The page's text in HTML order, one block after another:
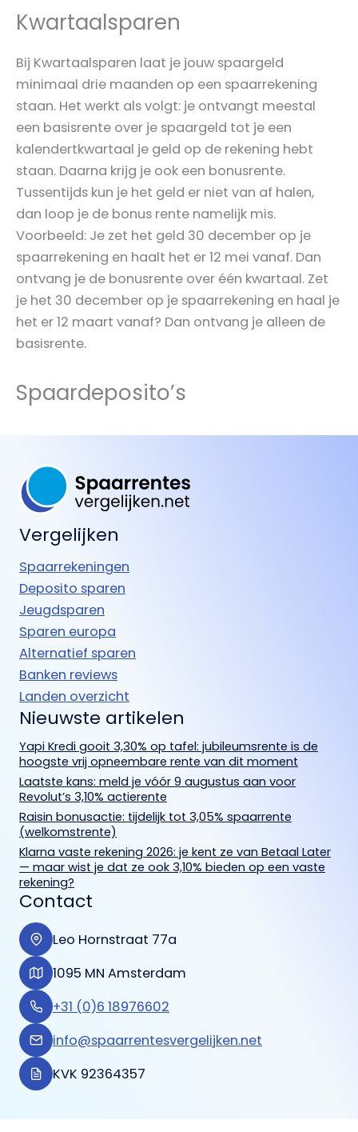
Kwartaalsparen
Bij Kwartaalsparen laat je jouw spaargeld
minimaal drie maanden op een spaarrekening
staan. Het werkt als volgt: je ontvangt meestal
een basisrente over je spaargeld tot je een
kalendertkwartaal je geld op de rekening hebt
staan. Daarna krijg je ook een bonusrente.
Tussentijds kun je het geld er niet van af halen,
dan loop je de bonus rente namelijk mis.
Voorbeeld: Je zet het geld 30 december op je
spaarrekening en haalt het er 12 mei vanaf. Dan
ontvang je de bonusrente over één kwartaal. Zet
je het 30 december op je spaarrekening en haal je
het er 12 maart vanaf? Dan ontvang je alleen de
basisrente.
Spaardeposito’s
Vergelijken
Spaarrekeningen
Deposito sparen
Jeugdsparen
Sparen europa
Alternatief sparen
Banken reviews
Landen overzicht
Nieuwste artikelen
Yapi Kredi gooit 3,30% op tafel: jubileumsrente is de
hoogste vrij opneembare rente van dit moment
Laatste kans: meld je vóór 9 augustus aan voor
Revolut’s 3,10% actierente
Raisin bonusactie: tijdelijk tot 3,05% spaarrente
(welkomstrente)
Klarna vaste rekening 2026: je kent ze van Betaal Later
— maar wist je dat ze ook 3,10% bieden op een vaste
rekening?
Contact
Leo Hornstraat 77a
1095 MN Amsterdam
+31 (0)6 18976602
info@spaarrentesvergelijken.net
KVK 92364357